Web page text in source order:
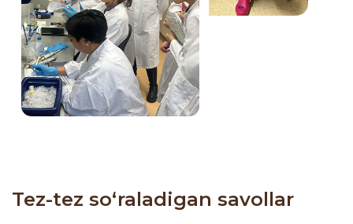
Tez-tez so‘raladigan savollar